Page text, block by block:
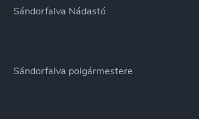
Sándorfalva Nádastó
Sándorfalva polgármestere